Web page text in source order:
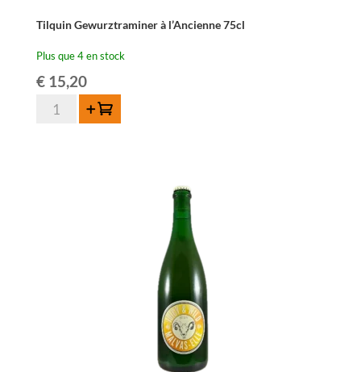
Tilquin Gewurztraminer à l’Ancienne 75cl
Plus que 4 en stock
€15,20
quantité
Ajouter au panier